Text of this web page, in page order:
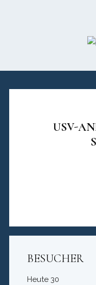
USV-
BESUCHER
Heute 30